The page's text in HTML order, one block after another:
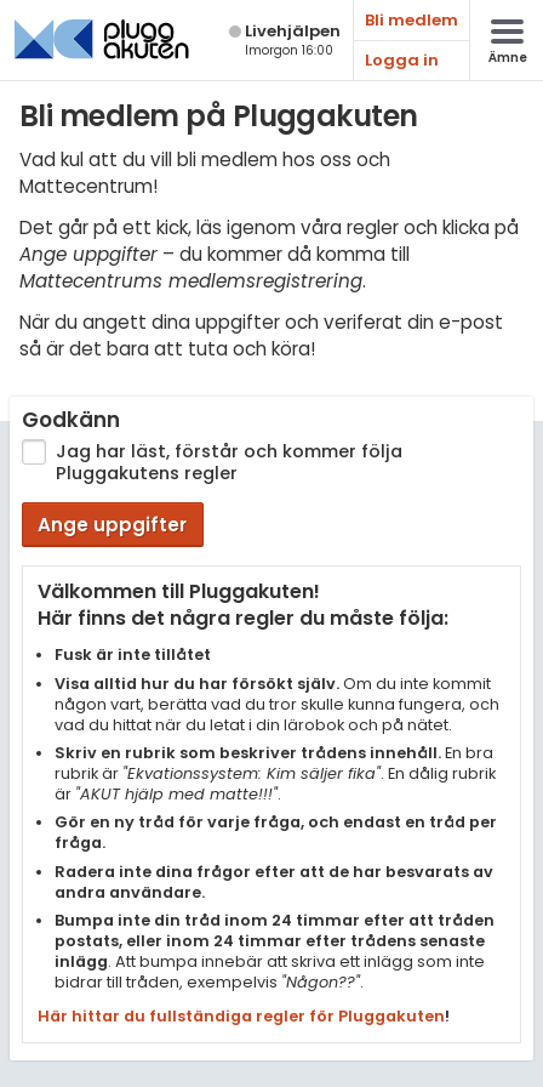
Live­hjälpen
Imorgon 16:00
Bli medlem
Logga in
Ämne
Bli medlem på Pluggakuten
Vad kul att du vill bli medlem hos oss och
Mattecentrum!
Det går på ett kick, läs igenom våra regler och klicka på
Ange uppgifter – du kommer då komma till
Mattecentrums medlemsregistrering.
När du angett dina uppgifter och veriferat din e-post
så är det bara att tuta och köra!
Godkänn
Jag har läst, förstår och kommer följa
Pluggakutens regler
Ange uppgifter
Välkommen till Pluggakuten!
Här finns det några regler du måste följa:
Fusk är inte tillåtet
Visa alltid hur du har försökt själv.Om du inte kommit
någon vart, berätta vad du tror skulle kunna fungera, och
vad du hittat när du letat i din lärobok och på nätet.
Skriv en rubrik som beskriver trådens innehåll.En bra
rubrik är "Ekvationssystem: Kim säljer fika". En dålig rubrik
är "AKUT hjälp med matte!!!".
Gör en ny tråd för varje fråga, och endast en tråd per
fråga.
Radera inte dina frågor efter att de har besvarats av
andra användare.
Bumpa inte din tråd inom 24 timmar efter att tråden
postats, eller inom 24 timmar efter trådens senaste
inlägg. Att bumpa innebär att skriva ett inlägg som inte
bidrar till tråden, exempelvis "Någon??".
Här hittar du fullständiga regler för Pluggakuten!
Matematik
Fysik
Biologi
Teknik & Bygg
Programmering
Engelska
Ekonomi
Övriga diskussioner
Livehjälpen
Regler
För lärare
3 inloggade
Om Pluggakuten